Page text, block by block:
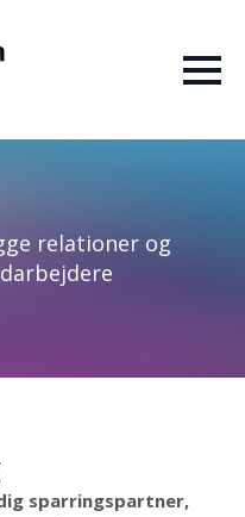
relationer og
sparringspartner,